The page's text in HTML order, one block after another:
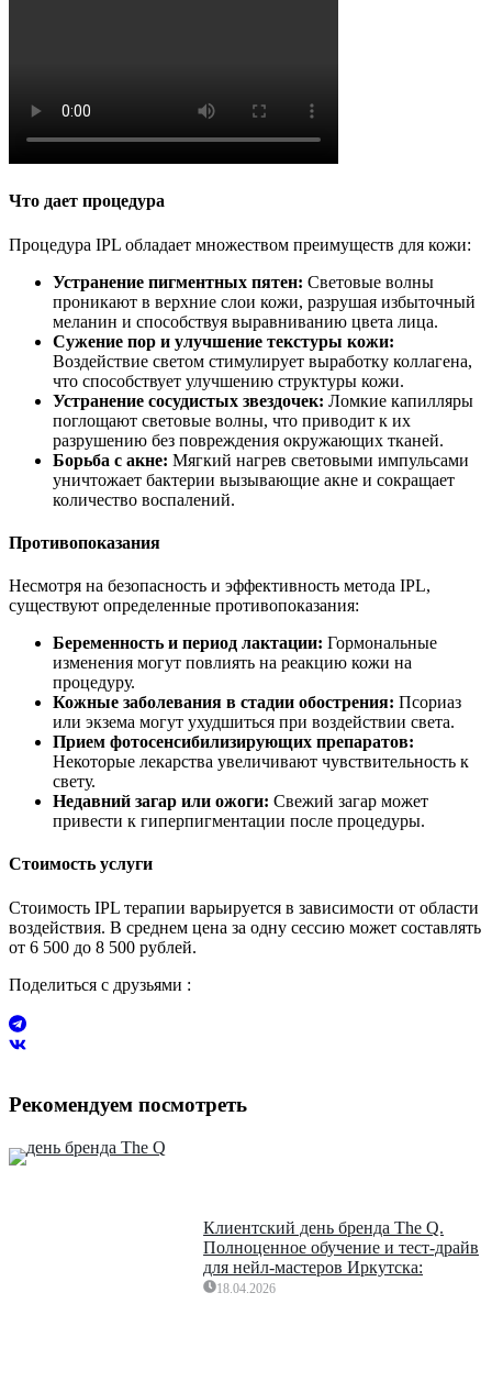
Что дает процедура
Процедура IPL обладает множеством преимуществ для кожи:
Устранение пигментных пятен: Световые волны
проникают в верхние слои кожи, разрушая избыточный
меланин и способствуя выравниванию цвета лица.
Сужение пор и улучшение текстуры кожи:
Воздействие светом стимулирует выработку коллагена,
что способствует улучшению структуры кожи.
Устранение сосудистых звездочек: Ломкие капилляры
поглощают световые волны, что приводит к их
разрушению без повреждения окружающих тканей.
Борьба с акне: Мягкий нагрев световыми импульсами
уничтожает бактерии вызывающие акне и сокращает
количество воспалений.
Противопоказания
Несмотря на безопасность и эффективность метода IPL,
существуют определенные противопоказания:
Беременность и период лактации: Гормональные
изменения могут повлиять на реакцию кожи на
процедуру.
Кожные заболевания в стадии обострения: Псориаз
или экзема могут ухудшиться при воздействии света.
Прием фотосенсибилизирующих препаратов:
Некоторые лекарства увеличивают чувствительность к
свету.
Недавний загар или ожоги: Свежий загар может
привести к гиперпигментации после процедуры.
Стоимость услуги
Стоимость IPL терапии варьируется в зависимости от области
воздействия. В среднем цена за одну сессию может составлять
от 6 500 до 8 500 рублей.
Поделиться с друзьями :
Рекомендуем посмотреть
Клиентский день бренда The Q.
Полноценное обучение и тест-драйв
для нейл-мастеров Иркутска:
18.04.2026